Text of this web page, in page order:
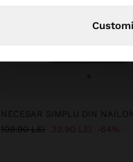
NECESAR SIMPLU DIN
109.90 LEI 39.90 LEI 64%